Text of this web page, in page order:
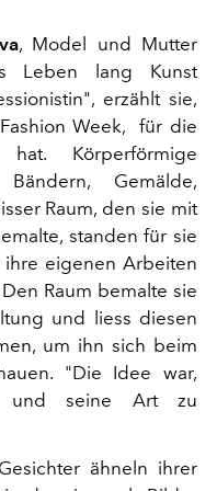
, Model und Mutter
Leben lang Kunst
erzählt sie,
Week, für die
Körperförmige
Gemälde,
Raum, den sie mit
standen für sie
eigenen Arbeiten
Raum bemalte sie
und liess diesen
um ihn sich beim
"Die Idee war,
und seine Art zu
ähneln ihrer